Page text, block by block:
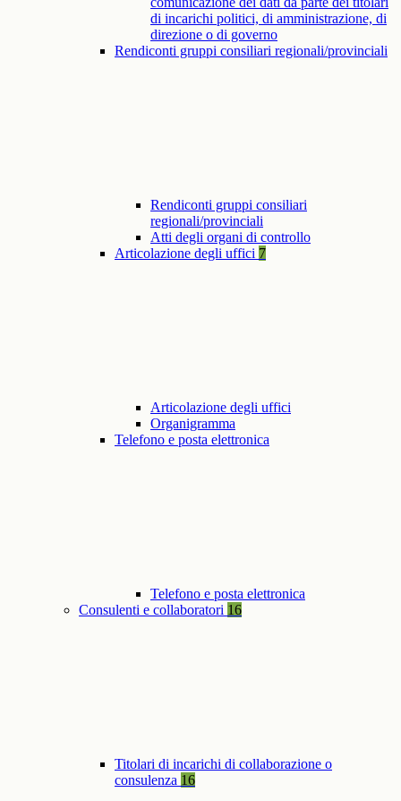
di incarichi politici, di amministrazione, di
direzione o di governo
Rendiconti gruppi consiliari regionali/provinciali
Rendiconti gruppi consiliari
regionali/provinciali
Atti degli organi di controllo
Articolazione degli uffici 7
Articolazione degli uffici
Organigramma
Telefono e posta elettronica
Telefono e posta elettronica
Consulenti e collaboratori 16
Titolari di incarichi di collaborazione o
consulenza 16